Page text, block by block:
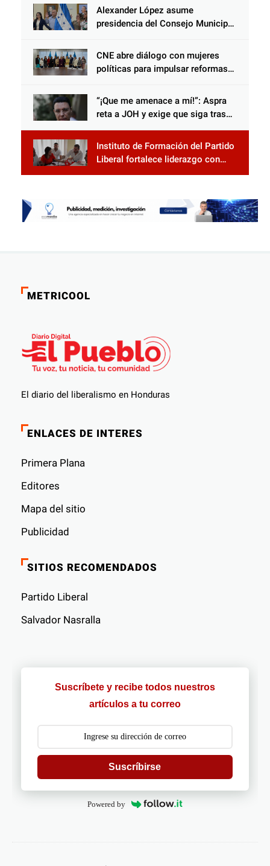
Alexander López asume
presidencia del Consejo Municipal
Censo Nacional 2026
CNE abre diálogo con mujeres
políticas para impulsar reformas
“¡Que me amenace a mí!”: Aspra
reta a JOH y exige que siga tras
Instituto de Formación del Partido
Liberal fortalece liderazgo con
jornadas de capacitación
METRICOOL
El diario del liberalismo en Honduras
ENLACES DE INTERES
Primera Plana
Editores
Mapa del sitio
Publicidad
SITIOS RECOMENDADOS
Partido Liberal
Salvador Nasralla
Suscríbete y recibe todos nuestros
artículos a tu correo
Suscríbirse
Powered by